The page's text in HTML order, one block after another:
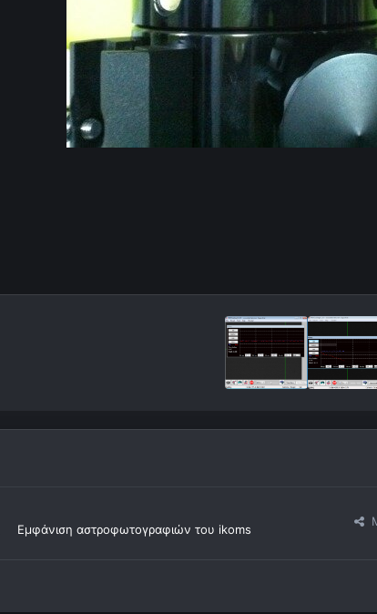
Εμφάνιση αστροφωτογραφιών του ikoms